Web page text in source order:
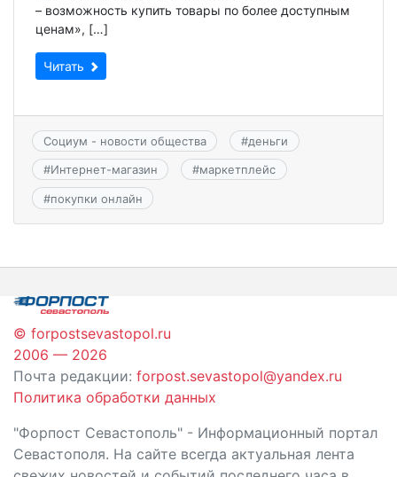
– возможность купить товары по более доступным
ценам», […]
Читать
Социум - новости общества #деньги
#Интернет-магазин #маркетплейс
#покупки онлайн
© forpostsevastopol.ru
2006 — 2026
Почта редакции: forpost.sevastopol@yandex.ru
Политика обработки данных
"Форпост Севастополь" - Информационный портал
Севастополя. На сайте всегда актуальная лента